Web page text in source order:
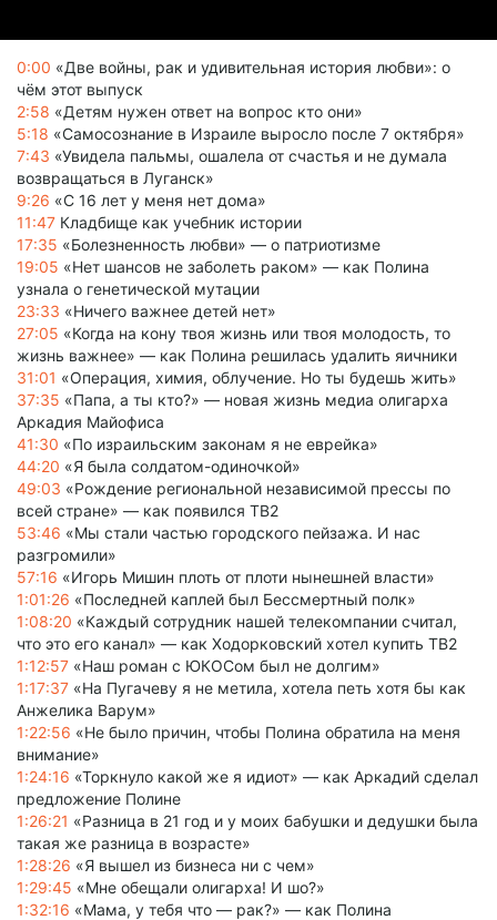
0:00 «Две войны, рак и удивительная история любви»: о
чём этот выпуск
2:58 «Детям нужен ответ на вопрос кто они»
5:18 «Самосознание в Израиле выросло после 7 октября»
7:43 «Увидела пальмы, ошалела от счастья и не думала
возвращаться в Луганск»
9:26 «С 16 лет у меня нет дома»
11:47 Кладбище как учебник истории
17:35 «Болезненность любви» — о патриотизме
19:05 «Нет шансов не заболеть раком» — как Полина
узнала о генетической мутации
23:33 «Ничего важнее детей нет»
27:05 «Когда на кону твоя жизнь или твоя молодость, то
жизнь важнее» — как Полина решилась удалить яичники
31:01 «Операция, химия, облучение. Но ты будешь жить»
37:35 «Папа, а ты кто?» — новая жизнь медиа олигарха
Аркадия Майофиса
41:30 «По израильским законам я не еврейка»
44:20 «Я была солдатом-одиночкой»
49:03 «Рождение региональной независимой прессы по
всей стране» — как появился ТВ2
53:46 «Мы стали частью городского пейзажа. И нас
разгромили»
57:16 «Игорь Мишин плоть от плоти нынешней власти»
1:01:26 «Последней каплей был Бессмертный полк»
1:08:20 «Каждый сотрудник нашей телекомпании считал,
что это его канал» — как Ходорковский хотел купить ТВ2
1:12:57 «Наш роман с ЮКОСом был не долгим»
1:17:37 «На Пугачеву я не метила, хотела петь хотя бы как
Анжелика Варум»
1:22:56 «Не было причин, чтобы Полина обратила на меня
внимание»
1:24:16 «Торкнуло какой же я идиот» — как Аркадий сделал
предложение Полине
1:26:21 «Разница в 21 год и у моих бабушки и дедушки была
такая же разница в возрасте»
1:28:26 «Я вышел из бизнеса ни с чем»
1:29:45 «Мне обещали олигарха! И шо?»
1:32:16 «Мама, у тебя что — рак?» — как Полина